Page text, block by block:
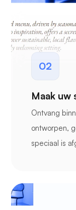
02
Maak uw
Ontvang
ontworpen,
speciaal is